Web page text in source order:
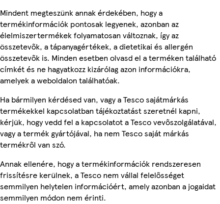
Mindent megteszünk annak érdekében, hogy a
termékinformációk pontosak legyenek, azonban az
élelmiszertermékek folyamatosan változnak, így az
összetevők, a tápanyagértékek, a dietetikai és allergén
összetevők is. Minden esetben olvasd el a terméken található
címkét és ne hagyatkozz kizárólag azon információkra,
amelyek a weboldalon találhatóak.
Ha bármilyen kérdésed van, vagy a Tesco sajátmárkás
termékekkel kapcsolatban tájékoztatást szeretnél kapni,
kérjük, hogy vedd fel a kapcsolatot a Tesco vevőszolgálatával,
vagy a termék gyártójával, ha nem Tesco saját márkás
termékről van szó.
Annak ellenére, hogy a termékinformációk rendszeresen
frissítésre kerülnek, a Tesco nem vállal felelősséget
semmilyen helytelen információért, amely azonban a jogaidat
semmilyen módon nem érinti.